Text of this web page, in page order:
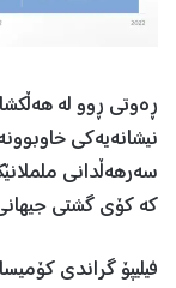
ڕەوتی ڕوو لە
سەرهەڵدانی
کە کۆی گشتی جیهانی تا مانگی
فیلیپۆ گراندی